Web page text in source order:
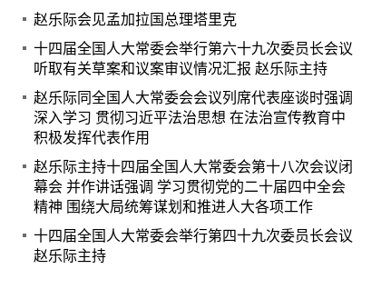
赵乐际会见孟加拉国总理塔里克
十四届全国人大常委会举行第六十九次委员长会议
听取有关草案和议案审议情况汇报 赵乐际主持
赵乐际同全国人大常委会会议列席代表座谈时强调
深入学习 贯彻习近平法治思想 在法治宣传教育中
积极发挥代表作用
赵乐际主持十四届全国人大常委会第十八次会议闭
幕会 并作讲话强调 学习贯彻党的二十届四中全会
精神 围绕大局统筹谋划和推进人大各项工作
十四届全国人大常委会举行第四十九次委员长会议
赵乐际主持